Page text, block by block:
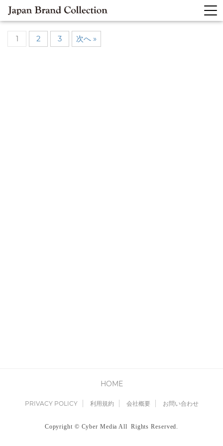
1 2 3 次へ »
HOME
PRIVACY POLICY 利用規約 会社概要 お問い合わせ
Copyright © Cyber Media All Rights Reserved.